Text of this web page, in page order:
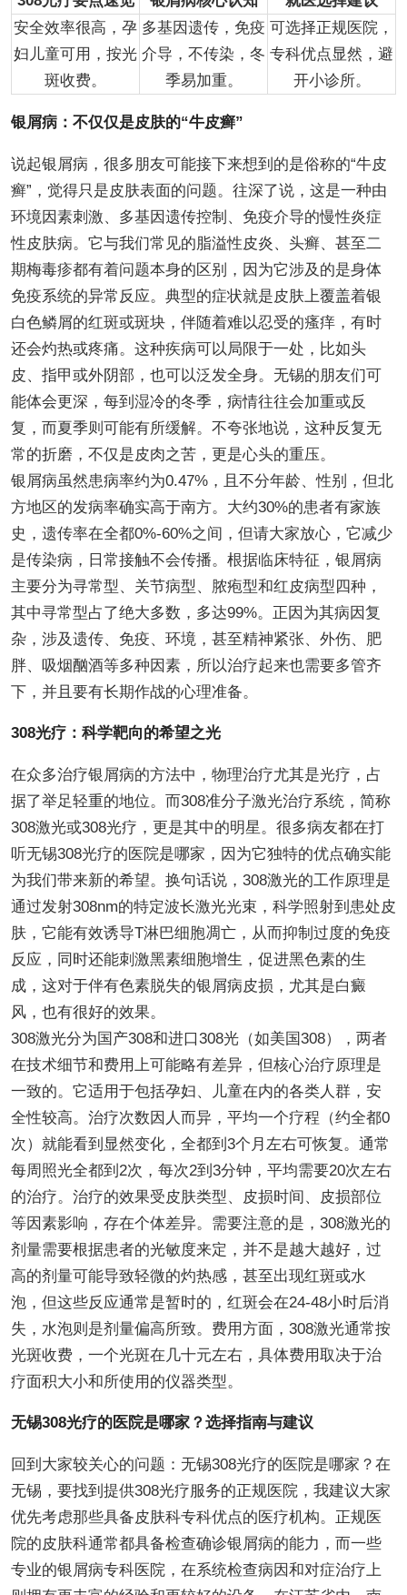
安全效率很高，孕
妇儿童可用，按光
斑收费。
多基因遗传，免疫
介导，不传染，冬
季易加重。
可选择正规医院，
专科优点显然，避
开小诊所。
银屑病：不仅仅是皮肤的“牛皮癣”
说起银屑病，很多朋友可能接下来想到的是俗称的“牛皮
癣”，觉得只是皮肤表面的问题。往深了说，这是一种由
环境因素刺激、多基因遗传控制、免疫介导的慢性炎症
性皮肤病。它与我们常见的脂溢性皮炎、头癣、甚至二
期梅毒疹都有着问题本身的区别，因为它涉及的是身体
免疫系统的异常反应。典型的症状就是皮肤上覆盖着银
白色鳞屑的红斑或斑块，伴随着难以忍受的瘙痒，有时
还会灼热或疼痛。这种疾病可以局限于一处，比如头
皮、指甲或外阴部，也可以泛发全身。无锡的朋友们可
能体会更深，每到湿冷的冬季，病情往往会加重或反
复，而夏季则可能有所缓解。不夸张地说，这种反复无
常的折磨，不仅是皮肉之苦，更是心头的重压。
银屑病虽然患病率约为0.47%，且不分年龄、性别，但北
方地区的发病率确实高于南方。大约30%的患者有家族
史，遗传率在全都0%-60%之间，但请大家放心，它减少
是传染病，日常接触不会传播。根据临床特征，银屑病
主要分为寻常型、关节病型、脓疱型和红皮病型四种，
其中寻常型占了绝大多数，多达99%。正因为其病因复
杂，涉及遗传、免疫、环境，甚至精神紧张、外伤、肥
胖、吸烟酗酒等多种因素，所以治疗起来也需要多管齐
下，并且要有长期作战的心理准备。
308光疗：科学靶向的希望之光
在众多治疗银屑病的方法中，物理治疗尤其是光疗，占
据了举足轻重的地位。而308准分子激光治疗系统，简称
308激光或308光疗，更是其中的明星。很多病友都在打
听无锡308光疗的医院是哪家，因为它独特的优点确实能
为我们带来新的希望。换句话说，308激光的工作原理是
通过发射308nm的特定波长激光光束，科学照射到患处皮
肤，它能有效诱导T淋巴细胞凋亡，从而抑制过度的免疫
反应，同时还能刺激黑素细胞增生，促进黑色素的生
成，这对于伴有色素脱失的银屑病皮损，尤其是白癜
风，也有很好的效果。
308激光分为国产308和进口308光（如美国308），两者
在技术细节和费用上可能略有差异，但核心治疗原理是
一致的。它适用于包括孕妇、儿童在内的各类人群，安
全性较高。治疗次数因人而异，平均一个疗程（约全都0
次）就能看到显然变化，全都到3个月左右可恢复。通常
每周照光全都到2次，每次2到3分钟，平均需要20次左右
的治疗。治疗的效果受皮肤类型、皮损时间、皮损部位
等因素影响，存在个体差异。需要注意的是，308激光的
剂量需要根据患者的光敏度来定，并不是越大越好，过
高的剂量可能导致轻微的灼热感，甚至出现红斑或水
泡，但这些反应通常是暂时的，红斑会在24-48小时后消
失，水泡则是剂量偏高所致。费用方面，308激光通常按
光斑收费，一个光斑在几十元左右，具体费用取决于治
疗面积大小和所使用的仪器类型。
无锡308光疗的医院是哪家？选择指南与建议
回到大家较关心的问题：无锡308光疗的医院是哪家？在
无锡，要找到提供308光疗服务的正规医院，我建议大家
优先考虑那些具备皮肤科专科优点的医疗机构。正规医
院的皮肤科通常都具备检查确诊银屑病的能力，而一些
专业的银屑病专科医院，在系统检查病因和对症治疗上